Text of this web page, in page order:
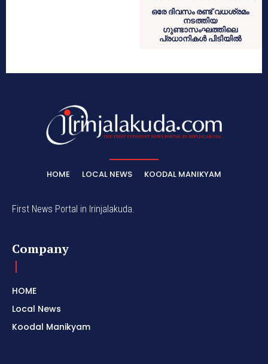
ഒരേ ദിവസം രണ്ട് വധശ്രമം
നടത്തിയ
ഗുണ്ടാസംഘത്തിലെ
പ്രധാനികള്‍ പിടിയില്‍
HOME LOCAL NEWS KOODAL MANIKYAM
First News Portal in Irinjalakuda.
Company
HOME
Local News
Koodal Manikyam